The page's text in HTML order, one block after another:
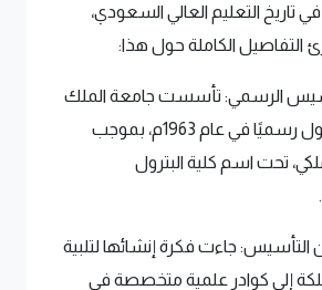
التعليم العالي السعودي،
التفاصيل الكاملة حول هذا:
الرسمي: تأسست جامعة الملك
فهد للبترول رسميًا في عام 1963م، بموجب
تحت اسم كلية البترول
جاءت فكرة إنشائها لتلبية
إلى كوادر علمية متخصصة في